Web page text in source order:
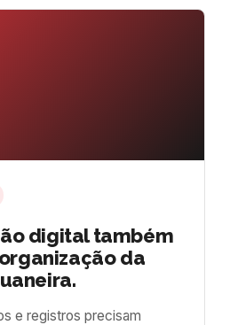
digital também
da
e registros precisam